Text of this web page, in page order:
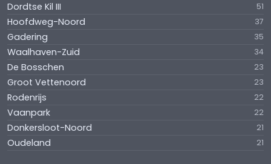
Dordtse Kil III 51
Hoofdweg-Noord 37
Gadering 35
Waalhaven-Zuid 34
De Bosschen 23
Groot Vettenoord 23
Rodenrijs 22
Vaanpark 22
Donkersloot-Noord 21
Oudeland 21